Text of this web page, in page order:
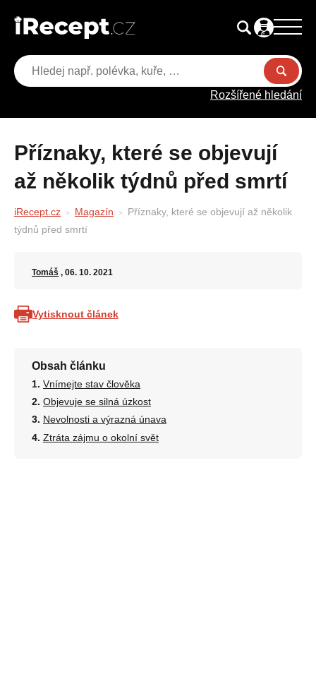
Rozšířené hledání
Příznaky, které se objevují
až několik týdnů před smrtí
iRecept.cz Magazín
Příznaky, které se objevují až několik
týdnů před smrtí
Tomáš , 06. 10. 2021
Vytisknout článek
Obsah článku
Vnímejte stav člověka
Objevuje se silná úzkost
Nevolnosti a výrazná únava
Ztráta zájmu o okolní svět